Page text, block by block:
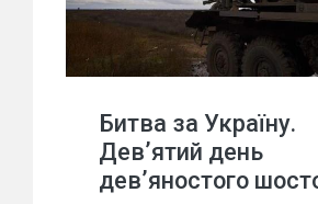
Битва за Україну.
Дев’ятий день
дев’яностого